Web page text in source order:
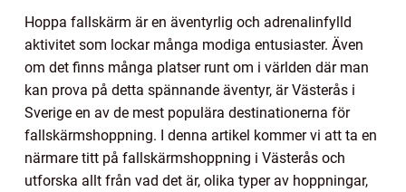
Hoppa fallskärm är en äventyrlig och adrenalinfylld
aktivitet som lockar många modiga entusiaster. Även
om det finns många platser runt om i världen där man
kan prova på detta spännande äventyr, är Västerås i
Sverige en av de mest populära destinationerna för
fallskärmshoppning. I denna artikel kommer vi att ta en
närmare titt på fallskärmshoppning i Västerås och
utforska allt från vad det är, olika typer av hoppningar,